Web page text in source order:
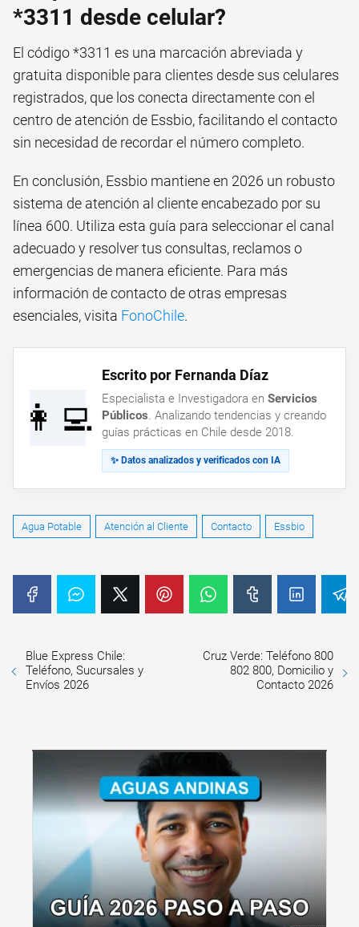
*3311 desde celular?
El código *3311 es una marcación abreviada y
gratuita disponible para clientes desde sus celulares
registrados, que los conecta directamente con el
centro de atención de Essbio, facilitando el contacto
sin necesidad de recordar el número completo.
En conclusión, Essbio mantiene en 2026 un robusto
sistema de atención al cliente encabezado por su
línea 600. Utiliza esta guía para seleccionar el canal
adecuado y resolver tus consultas, reclamos o
emergencias de manera eficiente. Para más
información de contacto de otras empresas
esenciales, visita FonoChile.
👩‍💻
Escrito por Fernanda Díaz
Especialista e Investigadora en Servicios
Públicos. Analizando tendencias y creando
guías prácticas en Chile desde 2018.
✨ Datos analizados y verificados con IA
Agua Potable Atención al Cliente Contacto Essbio
Blue Express Chile:
Teléfono, Sucursales y
Envíos 2026
Cruz Verde: Teléfono 800
802 800, Domicilio y
Contacto 2026